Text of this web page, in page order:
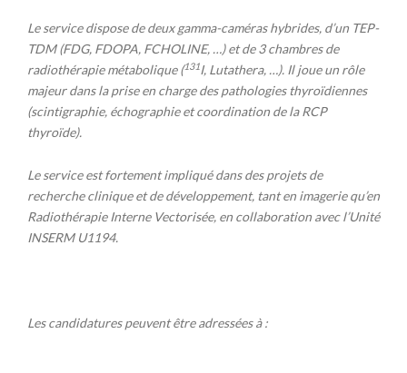
Le service dispose de deux gamma-caméras hybrides, d’un TEP-
TDM (FDG, FDOPA, FCHOLINE, …) et de 3 chambres de
radiothérapie métabolique (131I, Lutathera, …). Il joue un rôle
majeur dans la prise en charge des pathologies thyroïdiennes
(scintigraphie, échographie et coordination de la RCP
thyroïde).
Le service est fortement impliqué dans des projets de
recherche clinique et de développement, tant en imagerie qu’en
Radiothérapie Interne Vectorisée, en collaboration avec l’Unité
INSERM U1194.
Les candidatures peuvent être adressées à :